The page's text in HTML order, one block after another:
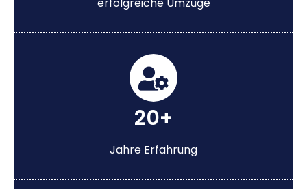
20+
Jahre Erfahrung